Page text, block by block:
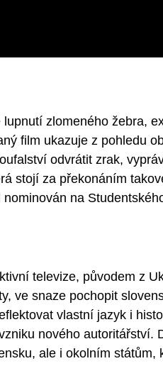
zlomeného žebra,
film ukazuje z pohledu
odvrátit zrak,
stojí za překonáním
na
televize, původem z
ve snaze pochopit
vlastní jazyk i
nového autoritářství.
ale i okolním státům,